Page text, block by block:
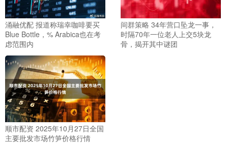
涌融优配 报道称瑞幸咖啡要买
Blue Bottle，% Arabica也在考
虑范围内
间群策略 34年营口坠龙一事，
时隔70年一位老人上交5块龙
骨，揭开其中谜团
顺市配资 2025年10月27日全国
主要批发市场竹笋价格行情